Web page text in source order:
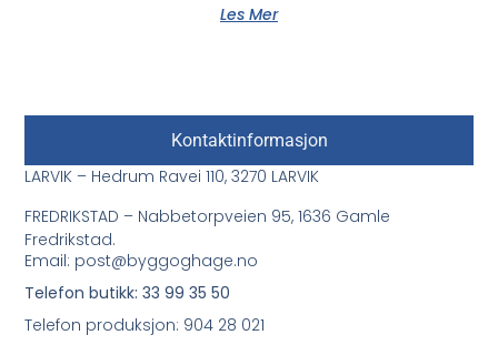
Les Mer
Kontaktinformasjon
LARVIK – Hedrum Ravei 110, 3270 LARVIK
FREDRIKSTAD – Nabbetorpveien 95, 1636 Gamle
Fredrikstad.
Email: post@byggoghage.no
Telefon butikk: 33 99 35 50
Telefon produksjon: 904 28 021